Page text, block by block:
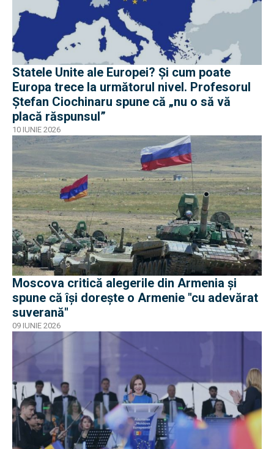
Statele Unite ale Europei? Și cum poate
Europa trece la următorul nivel. Profesorul
Ștefan Ciochinaru spune că „nu o să vă
placă răspunsul”
10 IUNIE 2026
Moscova critică alegerile din Armenia și
spune că își dorește o Armenie "cu adevărat
suverană"
09 IUNIE 2026